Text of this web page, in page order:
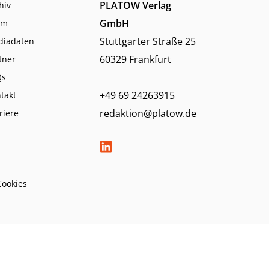
PLATOW Verlag
GmbH
Stuttgarter Straße 25
60329 Frankfurt
+49 69 24263915
redaktion@platow.de